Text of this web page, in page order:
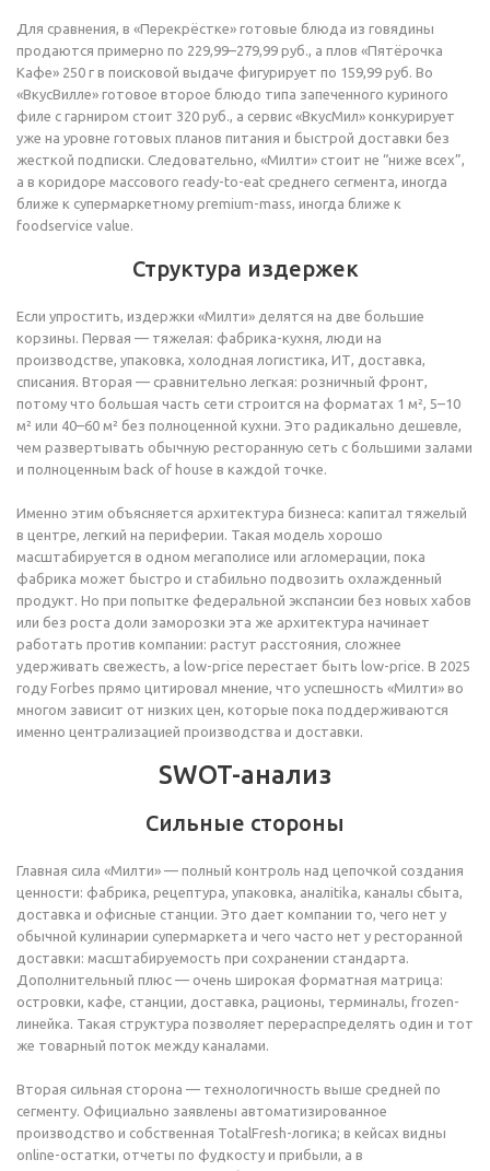
Для сравнения, в «Перекрёстке» готовые блюда из говядины
продаются примерно по 229,99–279,99 руб., а плов «Пятёрочка
Кафе» 250 г в поисковой выдаче фигурирует по 159,99 руб. Во
«ВкусВилле» готовое второе блюдо типа запеченного куриного
филе с гарниром стоит 320 руб., а сервис «ВкусМил» конкурирует
уже на уровне готовых планов питания и быстрой доставки без
жесткой подписки. Следовательно, «Милти» стоит не “ниже всех”,
а в коридоре массового ready-to-eat среднего сегмента, иногда
ближе к супермаркетному premium-mass, иногда ближе к
foodservice value.
Структура издержек
Если упростить, издержки «Милти» делятся на две большие
корзины. Первая — тяжелая: фабрика-кухня, люди на
производстве, упаковка, холодная логистика, ИТ, доставка,
списания. Вторая — сравнительно легкая: розничный фронт,
потому что большая часть сети строится на форматах 1 м², 5–10
м² или 40–60 м² без полноценной кухни. Это радикально дешевле,
чем развертывать обычную ресторанную сеть с большими залами
и полноценным back of house в каждой точке.
Именно этим объясняется архитектура бизнеса: капитал тяжелый
в центре, легкий на периферии. Такая модель хорошо
масштабируется в одном мегаполисе или агломерации, пока
фабрика может быстро и стабильно подвозить охлажденный
продукт. Но при попытке федеральной экспансии без новых хабов
или без роста доли заморозки эта же архитектура начинает
работать против компании: растут расстояния, сложнее
удерживать свежесть, а low-price перестает быть low-price. В 2025
году Forbes прямо цитировал мнение, что успешность «Милти» во
многом зависит от низких цен, которые пока поддерживаются
именно централизацией производства и доставки.
SWOT-анализ
Сильные стороны
Главная сила «Милти» — полный контроль над цепочкой создания
ценности: фабрика, рецептура, упаковка, аналitika, каналы сбыта,
доставка и офисные станции. Это дает компании то, чего нет у
обычной кулинарии супермаркета и чего часто нет у ресторанной
доставки: масштабируемость при сохранении стандарта.
Дополнительный плюс — очень широкая форматная матрица:
островки, кафе, станции, доставка, рационы, терминалы, frozen-
линейка. Такая структура позволяет перераспределять один и тот
же товарный поток между каналами.
Вторая сильная сторона — технологичность выше средней по
сегменту. Официально заявлены автоматизированное
производство и собственная TotalFresh-логика; в кейсах видны
online-остатки, отчеты по фудкосту и прибыли, а в